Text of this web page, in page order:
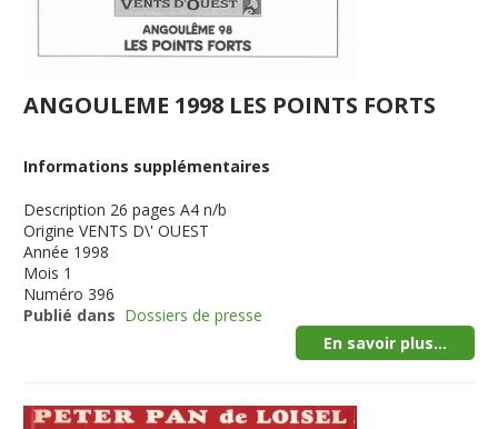
ANGOULEME 1998 LES POINTS FORTS
Informations supplémentaires
Description 26 pages A4 n/b
Origine VENTS D\' OUEST
Année 1998
Mois 1
Numéro 396
Publié dans Dossiers de presse
En savoir plus...